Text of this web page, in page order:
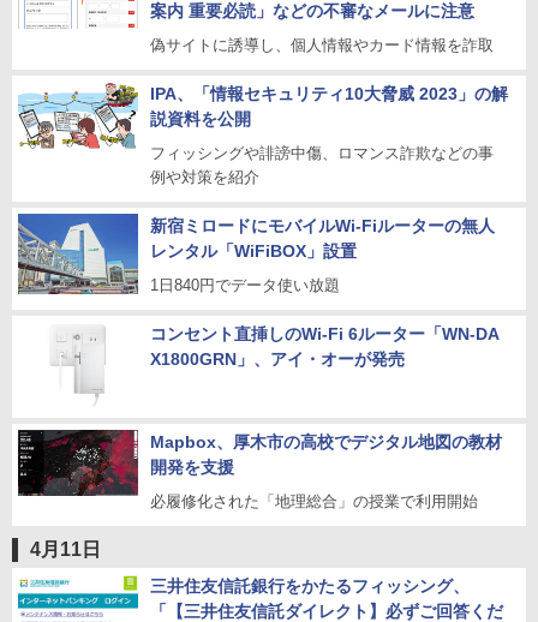
案内 重要必読」などの不審なメールに注意
偽サイトに誘導し、個人情報やカード情報を詐取
IPA、「情報セキュリティ10大脅威 2023」の解
説資料を公開
フィッシングや誹謗中傷、ロマンス詐欺などの事
例や対策を紹介
新宿ミロードにモバイルWi-Fiルーターの無人
レンタル「WiFiBOX」設置
1日840円でデータ使い放題
コンセント直挿しのWi-Fi 6ルーター「WN-DA
X1800GRN」、アイ・オーが発売
Mapbox、厚木市の高校でデジタル地図の教材
開発を支援
必履修化された「地理総合」の授業で利用開始
4月11日
三井住友信託銀行をかたるフィッシング、
「【三井住友信託ダイレクト】必ずご回答くだ